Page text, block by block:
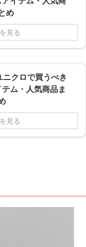
め
見る
ニクロで買うべき
ム・人気商品ま
見る